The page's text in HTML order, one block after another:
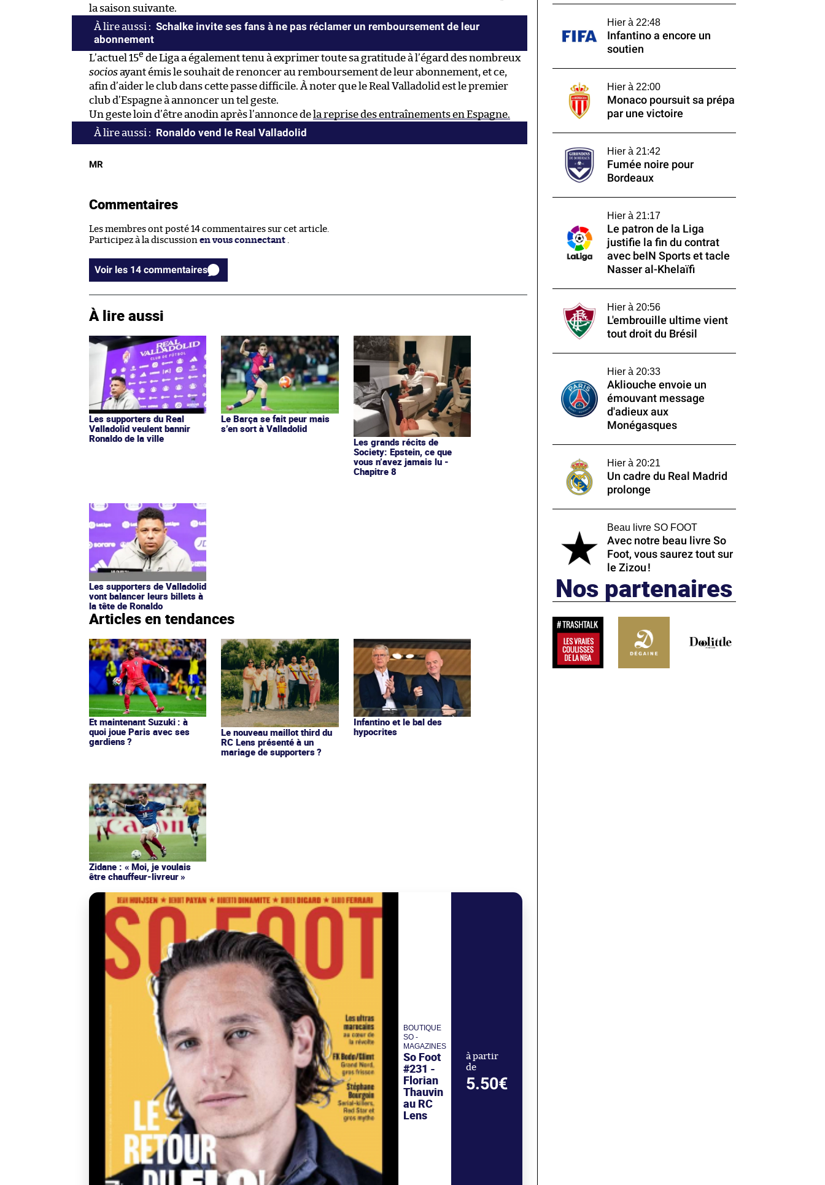
la saison suivante.
Schalke invite ses fans à ne pas réclamer un remboursement de leur
abonnement
L’actuel 15e de Liga a également tenu à exprimer toute sa gratitude à l’égard des nombreux
sociosayant émis le souhait de renoncer au remboursement de leur abonnement, et ce,
afin d’aider le club dans cette passe difficile. À noter que le Real Valladolid est le premier
club d’Espagne à annoncer un tel geste.
Un geste loin d’être anodin après l’annonce de la reprise des entraînements en Espagne.
Ronaldo vend le Real Valladolid
MR
Commentaires
Les membres ont posté 14 commentaires sur cet article.
Participez à la discussion en vous connectant
Voir les 14 commentaires
À lire aussi
Les supporters du Real
Valladolid veulent bannir
Ronaldo de la ville
Le Barça se fait peur mais
s’en sort à Valladolid
Les grands récits de
Society: Epstein, ce que
vous n’avez jamais lu -
Chapitre 8
Les supporters de Valladolid
vont balancer leurs billets à
la tête de Ronaldo
Articles en tendances
Et maintenant Suzuki : à
quoi joue Paris avec ses
gardiens ?
Le nouveau maillot third du
RC Lens présenté à un
mariage de supporters ?
Infantino et le bal des
hypocrites
Zidane : « Moi, je voulais
être chauffeur-livreur »
BOUTIQUE
SO -
MAGAZINES
So Foot
#231 -
Florian
Thauvin
au RC
Lens
à partir
de
5.50€
Hier à 22:48
Infantino a encore un
soutien
Hier à 22:00
Monaco poursuit sa prépa
par une victoire
Hier à 21:42
Fumée noire pour
Bordeaux
Hier à 21:17
Le patron de la Liga
justifie la fin du contrat
avec beIN Sports et tacle
Nasser al-Khelaïfi
Hier à 20:56
L'embrouille ultime vient
tout droit du Brésil
Hier à 20:33
Akliouche envoie un
émouvant message
d'adieux aux
Monégasques
Hier à 20:21
Un cadre du Real Madrid
prolonge
Beau livre SO FOOT
Avec notre beau livre So
Foot, vous saurez tout sur
le Zizou !
Nos partenaires